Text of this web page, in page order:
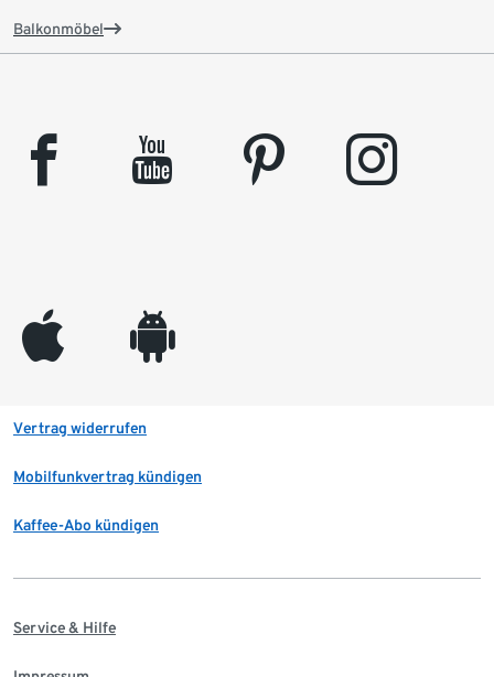
Balkonmöbel
facebook youtube pinterest instagram
appleinc android
Vertrag widerrufen
Mobilfunkvertrag kündigen
Kaffee-Abo kündigen
Service & Hilfe